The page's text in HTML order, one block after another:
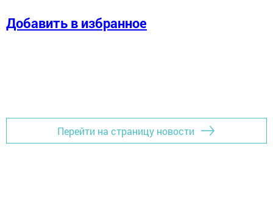
Добавить в избранное
Перейти на страницу новости